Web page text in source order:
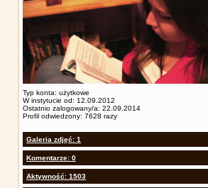
Typ konta: użytkowe
W instytucie od: 12.09.2012
Ostatnio zalogowany/a: 22.09.2014
Profil odwiedzony: 7628 razy
Galeria zdjęć: 1
Komentarze: 0
Aktywność: 1503